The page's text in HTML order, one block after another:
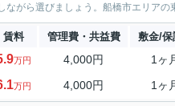
ながら選びましょう。船橋市エリア
賃料 管理費・共益費 敷金/保
万円 4,000円 1ヶ
万円 4,000円 1ヶ